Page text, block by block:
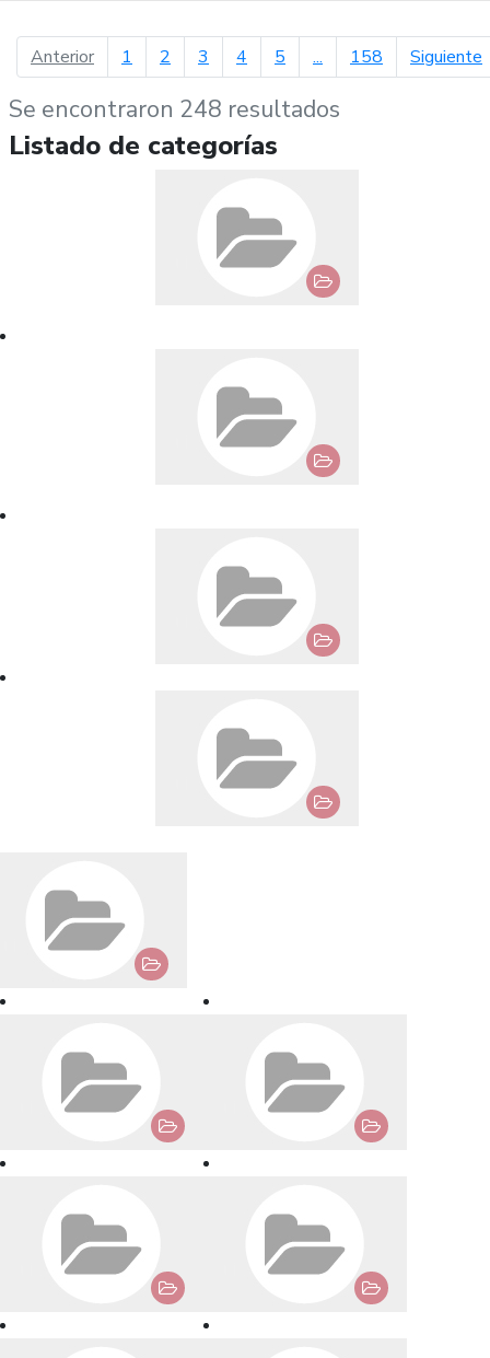
Anteriorpágina anterior
1 2 3 4 5 ... 158 Siguiente
Se encontraron 248 resultados
Listado de categorías